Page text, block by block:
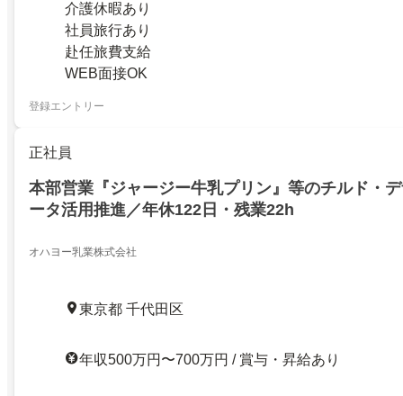
介護休暇あり
社員旅行あり
赴任旅費支給
WEB面接OK
登録エントリー
正社員
本部営業『ジャージー牛乳プリン』等のチルド・
ータ活用推進／年休122日・残業22h
オハヨー乳業株式会社
東京都 千代田区
年収500万円〜700万円 / 賞与・昇給あり